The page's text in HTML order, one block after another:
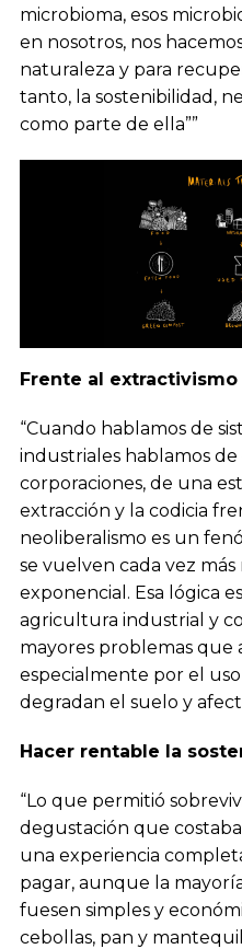
microbioma, esos
en nosotros, nos
naturaleza y para
tanto, la sostenibilidad,
como parte de ella””
Frente al extractivismo
“Cuando hablamos de
industriales hablamos
corporaciones, de una
extracción y la codicia
neoliberalismo es un
se vuelven cada vez más
exponencial. Esa lógica
agricultura industrial y
mayores problemas que
especialmente por el
degradan el suelo y
Hacer rentable la
“Lo que permitió
degustación que
una experiencia
pagar, aunque la
fuesen simples y
cebollas, pan y